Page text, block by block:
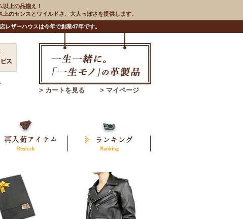
上の品揃え！
のセンスとワイルドさ、大人っぽさを提供します。
ザーハウスは今年で創業47年です。
> カートを見る > マイページ